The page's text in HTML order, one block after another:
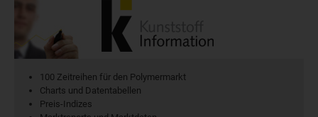
100 Zeitreihen für den Polymermarkt
Charts und Datentabellen
Preis-Indizes